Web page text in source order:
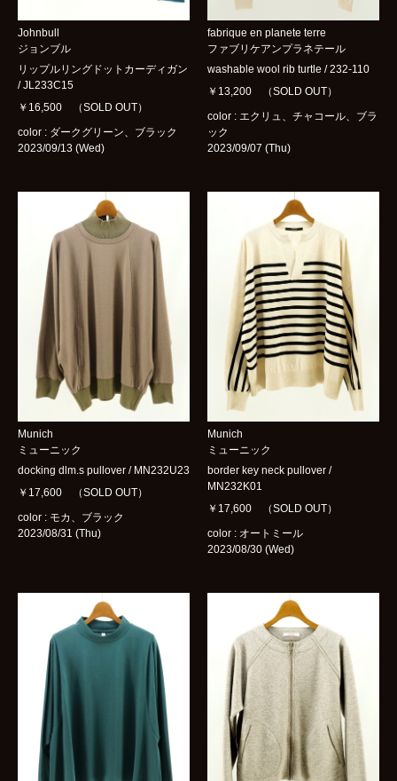
Johnbull
ジョンブル
リップルリングドットカーディガン
/ JL233C15
￥16,500 （SOLD OUT）
color : ダークグリーン、ブラック
2023/09/13 (Wed)
fabrique en planete terre
ファブリケアンプラネテール
washable wool rib turtle / 232-110
￥13,200 （SOLD OUT）
color : エクリュ、チャコール、ブラ
ック
2023/09/07 (Thu)
Munich
ミューニック
docking dlm.s pullover / MN232U23
￥17,600 （SOLD OUT）
color : モカ、ブラック
2023/08/31 (Thu)
Munich
ミューニック
border key neck pullover /
MN232K01
￥17,600 （SOLD OUT）
color : オートミール
2023/08/30 (Wed)